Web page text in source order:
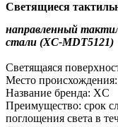
Светящиеся
направленный
стали (XC-MDT5121)
Светящаяся
Место
Название бренда: XC
Преимущество: срок
поглощения света в